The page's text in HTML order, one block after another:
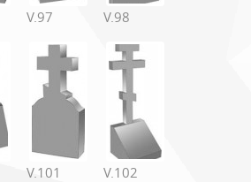
V.97 V.98
V.101 V.102